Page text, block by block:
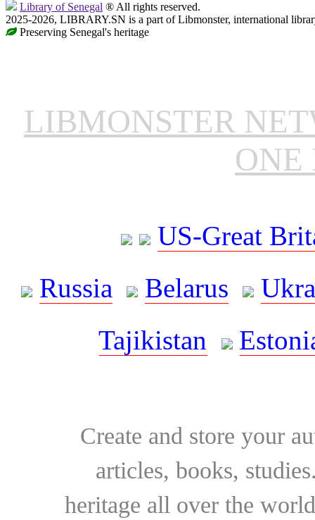
Library of Senegal ® All rights reserved.
2025-2026, LIBRARY.SN is a part of Libmonster, international
Preserving Senegal's heritage
LIBMONSTER
ONE
US-Great
Russia
Belarus
Tajikistan
Create and store your
articles, books,
heritage all over the